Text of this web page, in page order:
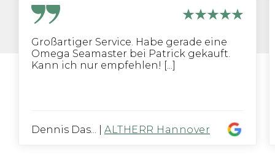
Großartiger Service. Habe gerade eine
Omega Seamaster bei Patrick gekauft.
Kann ich nur empfehlen! [...]
Dennis Das... ALTHERR Hannover